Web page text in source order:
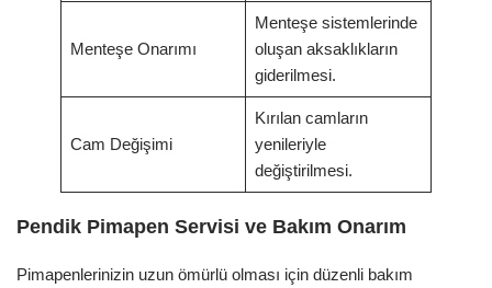
Menteşe Onarımı
Menteşe sistemlerinde
oluşan aksaklıkların
giderilmesi.
Cam Değişimi
Kırılan camların
yenileriyle
değiştirilmesi.
Pendik Pimapen Servisi ve Bakım Onarım
Pimapenlerinizin uzun ömürlü olması için düzenli bakım